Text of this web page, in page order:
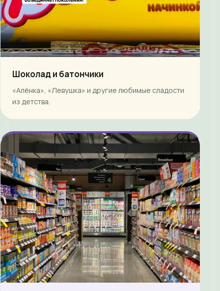
Шоколад и батончики
«Алёнка», «Левушка» и другие любимые сладости
из детства.